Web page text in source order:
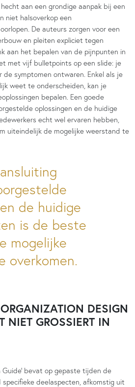
aan een grondige aanpak bij een
niet halsoverkop een
De auteurs zorgen voor een
en pleiten expliciet tegen
aan het bepalen van de pijnpunten in
met vijf bulletpoints op een slide: je
symptomen ontwaren. Enkel als je
weet te onderscheiden, kan je
bepalen. Een goede
oplossingen en de huidige
echt wel ervaren hebben,
uiteindelijk de mogelijke weerstand te
de huidige
is de beste
mogelijke
overkomen.
DESIGN
NIET GROSSIERT IN
Guide’ bevat op gepaste tijden de
deelaspecten, afkomstig uit